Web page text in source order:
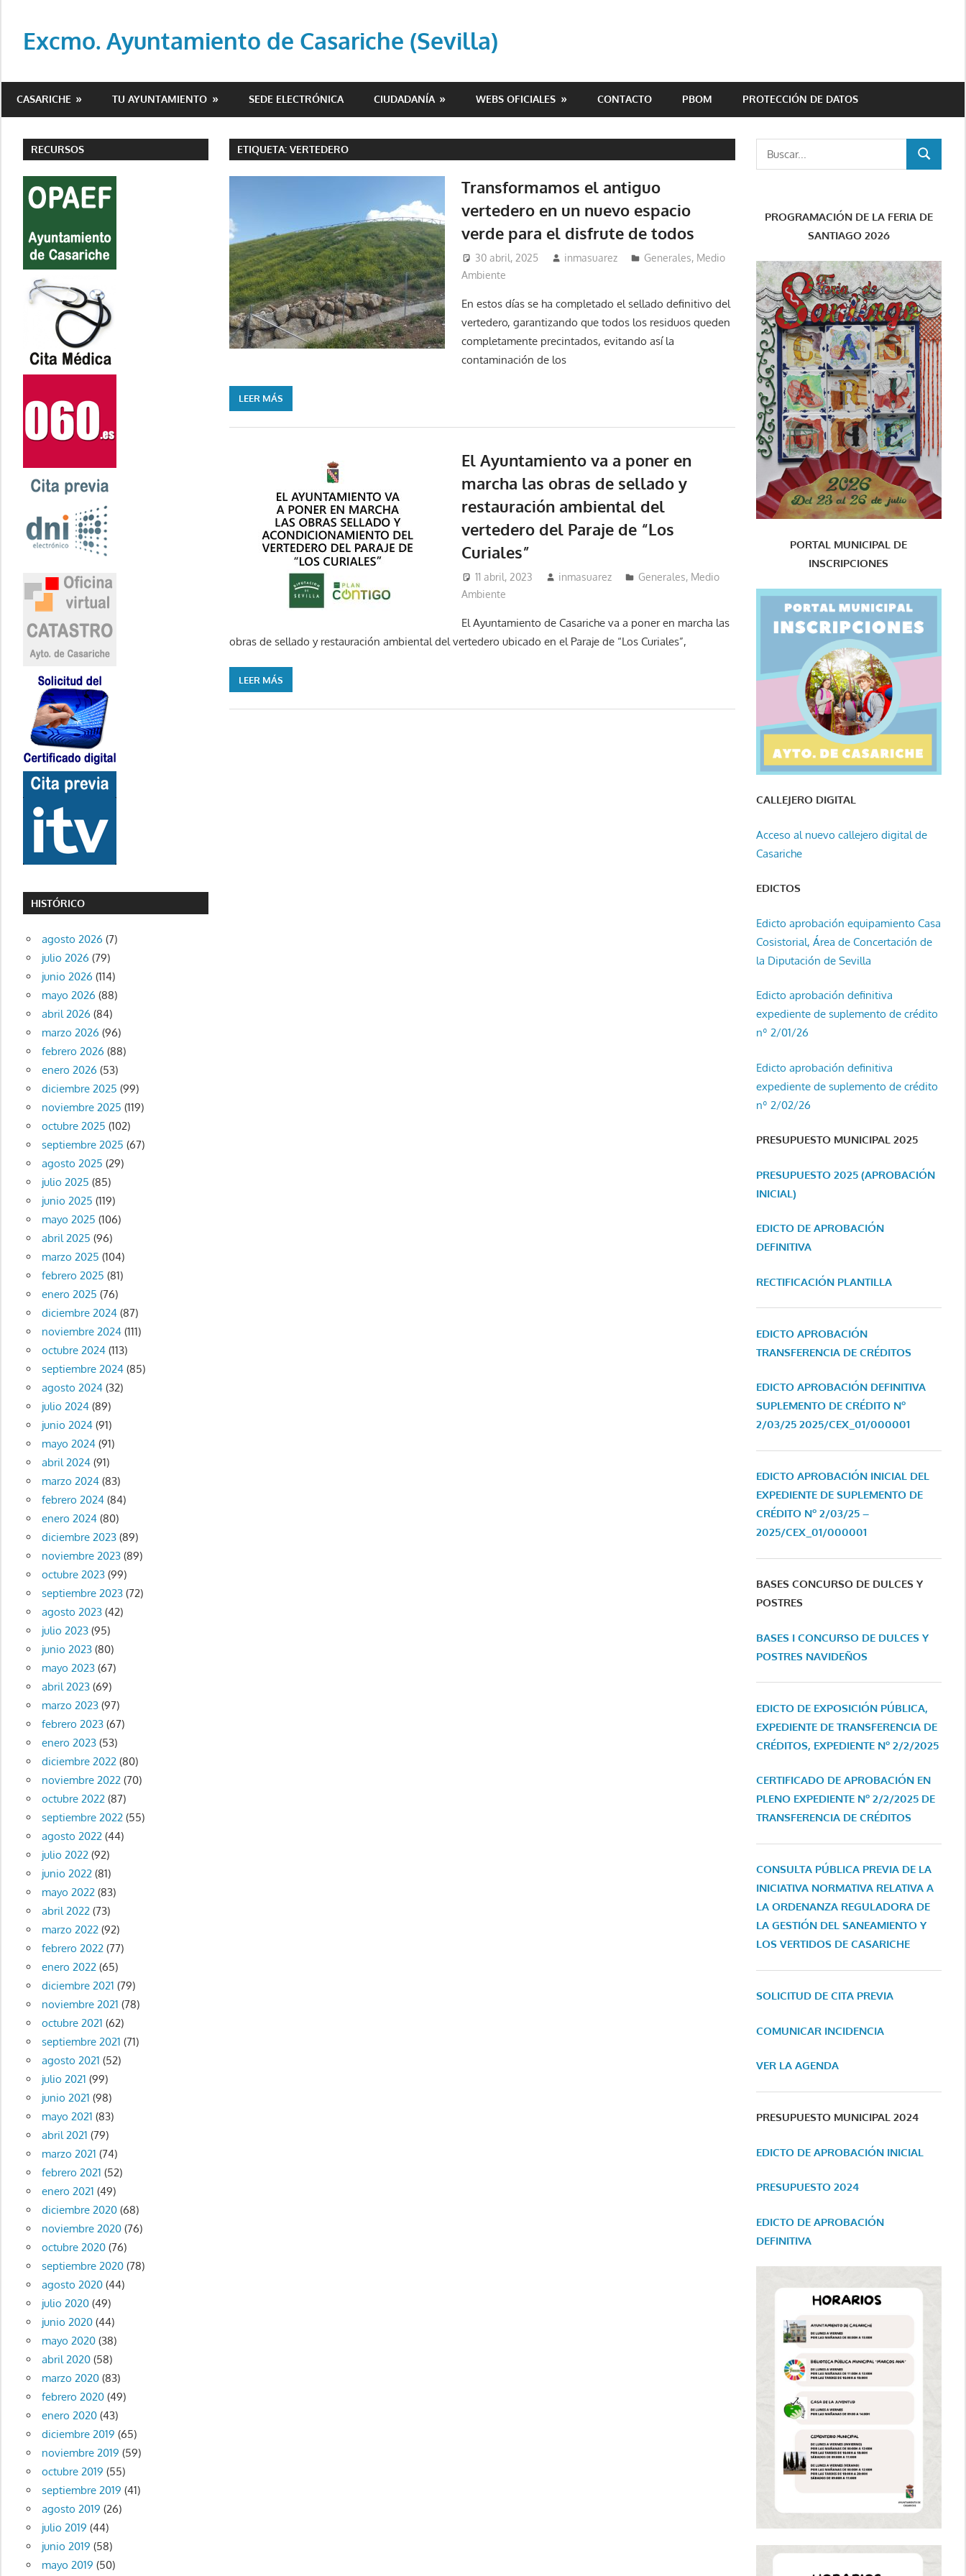
contenido
Excmo. Ayuntamiento de Casariche (Sevilla)
del
de
Casariche
CASARICHE TU AYUNTAMIENTO SEDE ELECTRÓNICA CIUDADANÍA WEBS OFICIALES CONTACTO PBOM PROTECCIÓN DE DATOS
ETIQUETA:VERTEDERO
Transformamos el antiguo
vertedero en un nuevo espacio
verde para el disfrute de todos
30 abril, 2025 inmasuarez Generales, Medio
Ambiente
En estos días se ha completado el sellado definitivo del
vertedero, garantizando que todos los residuos queden
completamente precintados, evitando así la
contaminación de los
LEER MÁS
El Ayuntamiento va a poner en
marcha las obras de sellado y
restauración ambiental del
vertedero del Paraje de “Los
Curiales”
11 abril, 2023 inmasuarez Generales, Medio
Ambiente
El Ayuntamiento de Casariche va a poner en marcha las
obras de sellado y restauración ambiental del vertedero ubicado en el Paraje de “Los Curiales”,
LEER MÁS
RECURSOS
HISTÓRICO
agosto 2026 (7)
julio 2026 (79)
junio 2026 (114)
mayo 2026 (88)
abril 2026 (84)
marzo 2026 (96)
febrero 2026 (88)
enero 2026 (53)
diciembre 2025 (99)
noviembre 2025 (119)
octubre 2025 (102)
septiembre 2025 (67)
agosto 2025 (29)
julio 2025 (85)
junio 2025 (119)
mayo 2025 (106)
abril 2025 (96)
marzo 2025 (104)
febrero 2025 (81)
enero 2025 (76)
diciembre 2024(87)
noviembre 2024(111)
octubre 2024(113)
septiembre 2024(85)
agosto 2024(32)
julio 2024(89)
junio 2024(91)
mayo 2024(91)
abril 2024(91)
marzo 2024(83)
febrero 2024(84)
enero 2024(80)
diciembre 2023(89)
noviembre 2023(89)
octubre 2023(99)
septiembre 2023(72)
agosto 2023(42)
julio 2023(95)
junio 2023(80)
mayo 2023(67)
abril 2023(69)
marzo 2023(97)
febrero 2023(67)
enero 2023(53)
diciembre 2022(80)
noviembre 2022(70)
octubre 2022(87)
septiembre 2022(55)
agosto 2022(44)
julio 2022(92)
junio 2022(81)
mayo 2022(83)
abril 2022(73)
marzo 2022(92)
febrero 2022(77)
enero 2022(65)
diciembre 2021 (79)
noviembre 2021 (78)
octubre 2021 (62)
septiembre 2021 (71)
agosto 2021 (52)
julio 2021 (99)
junio 2021 (98)
mayo 2021 (83)
abril 2021 (79)
marzo 2021 (74)
febrero 2021 (52)
enero 2021 (49)
diciembre 2020(68)
noviembre 2020(76)
octubre 2020(76)
septiembre 2020(78)
agosto 2020(44)
julio 2020(49)
junio 2020(44)
mayo 2020(38)
abril 2020(58)
marzo 2020(83)
febrero 2020(49)
enero 2020(43)
diciembre 2019 (65)
noviembre 2019 (59)
octubre 2019 (55)
septiembre 2019 (41)
agosto 2019 (26)
julio 2019 (44)
junio 2019 (58)
mayo 2019 (50)
BUSCAR
PROGRAMACIÓN DE LA FERIA DE
SANTIAGO 2026
PORTAL MUNICIPAL DE
INSCRIPCIONES
CALLEJERO DIGITAL
Acceso al nuevo callejero digital de
Casariche
EDICTOS
Edicto aprobación equipamiento Casa
Cosistorial, Área de Concertación de
la Diputación de Sevilla
Edicto aprobación definitiva
expediente de suplemento de crédito
nº 2/01/26
Edicto aprobación definitiva
expediente de suplemento de crédito
nº 2/02/26
PRESUPUESTO MUNICIPAL 2025
PRESUPUESTO 2025 (APROBACIÓN
INICIAL)
EDICTO DE APROBACIÓN
DEFINITIVA
RECTIFICACIÓN PLANTILLA
EDICTO APROBACIÓN
TRANSFERENCIA DE CRÉDITOS
EDICTO APROBACIÓN DEFINITIVA
SUPLEMENTO DE CRÉDITO Nº
2/03/25 2025/CEX_01/000001
EDICTO APROBACIÓN INICIAL DEL
EXPEDIENTE DE SUPLEMENTO DE
CRÉDITO Nº 2/03/25 –
2025/CEX_01/000001
BASES CONCURSO DE DULCES Y
POSTRES
BASES I CONCURSO DE DULCES Y
POSTRES NAVIDEÑOS
EDICTO DE EXPOSICIÓN PÚBLICA,
EXPEDIENTE DE TRANSFERENCIA DE
CRÉDITOS, EXPEDIENTE Nº 2/2/2025
CERTIFICADO DE APROBACIÓN EN
PLENO EXPEDIENTE Nº 2/2/2025 DE
TRANSFERENCIA DE CRÉDITOS
CONSULTA PÚBLICA PREVIA DE LA
INICIATIVA NORMATIVA RELATIVA A
LA ORDENANZA REGULADORA DE
LA GESTIÓN DEL SANEAMIENTO Y
LOS VERTIDOS DE CASARICHE
SOLICITUD DE CITA PREVIA
COMUNICAR INCIDENCIA
VER LA AGENDA
PRESUPUESTO MUNICIPAL 2024
EDICTO DE APROBACIÓN INICIAL
PRESUPUESTO 2024
EDICTO DE APROBACIÓN
DEFINITIVA